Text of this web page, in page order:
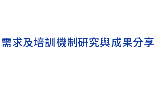
求及培訓機制研究與成果分享